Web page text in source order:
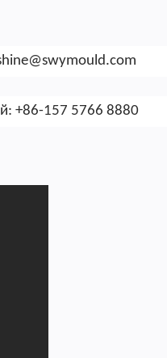
+86-157 5766 8880